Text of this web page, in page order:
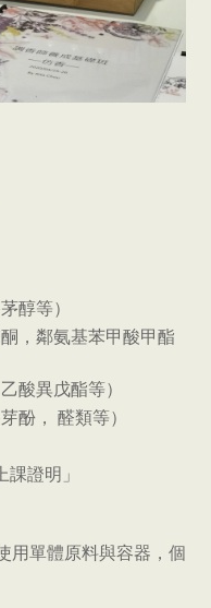
醇等）
，鄰氨基苯甲酸甲酯
酸異戊酯等）
酚， 醛類等）
證明」
用單體原料與容器，個